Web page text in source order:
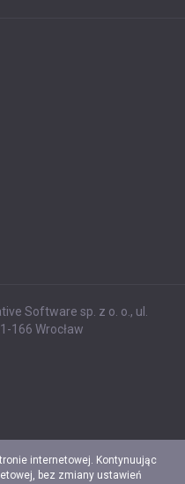
Software sp. z o. o., ul.
166 Wrocław
internetowej. Kontynuując
bez zmiany ustawień